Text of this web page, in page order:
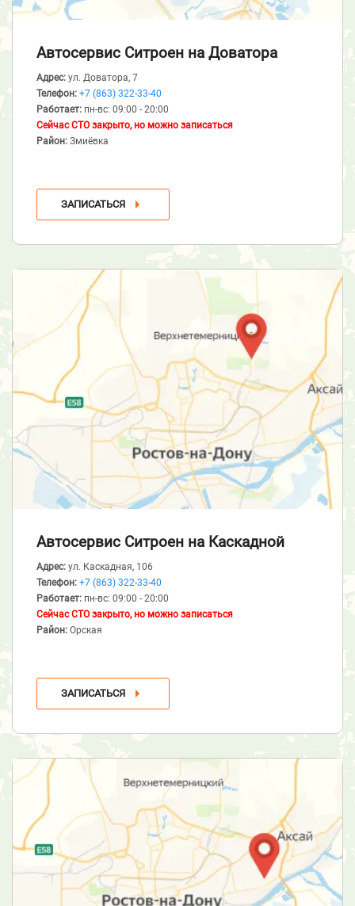
Автосервис Ситроен на Доватора
Адрес: ул. Доватора, 7
Телефон: +7 (863) 322-33-40
Работает: пн-вс: 09:00 - 20:00
Сейчас СТО закрыто, но можно записаться
Район: Змиёвка
ЗАПИСАТЬСЯ
Автосервис Ситроен на Каскадной
Адрес: ул. Каскадная, 106
Телефон: +7 (863) 322-33-40
Работает: пн-вс: 09:00 - 20:00
Сейчас СТО закрыто, но можно записаться
Район: Орская
ЗАПИСАТЬСЯ